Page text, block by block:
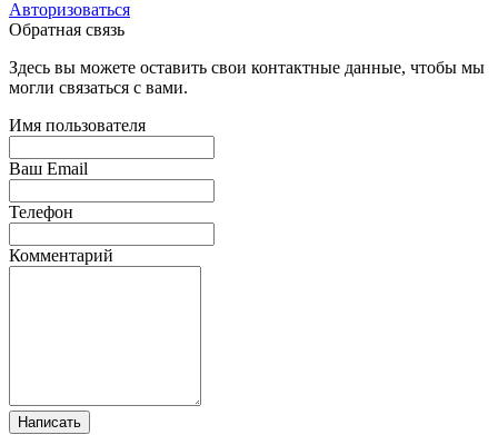
Авторизоваться
Обратная связь
Здесь вы можете оставить свои контактные данные, чтобы мы
могли связаться с вами.
Имя пользователя
Ваш Email
Телефон
Комментарий
Написать